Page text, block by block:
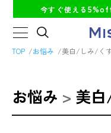
今すぐ使える
TOP お悩み 美白/しみ/く
お悩み > 美